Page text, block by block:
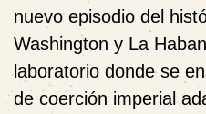
nuevo episodio del
Washington y La
laboratorio donde se
de coerción imperial